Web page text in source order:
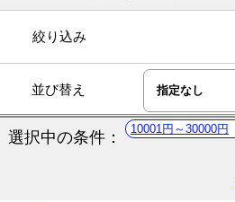
絞り込み
並び替え
選択中の条件： 10001円～30000円